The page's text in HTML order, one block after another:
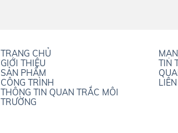
TRANG CHỦ
GIỚI THIỆU
SẢN PHẨM
CÔNG TRÌNH
THÔNG TIN QUAN TRẮC MÔI
TRƯỜNG
TIN